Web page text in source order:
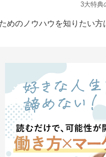
3大特典
めのノウハウを知りたい